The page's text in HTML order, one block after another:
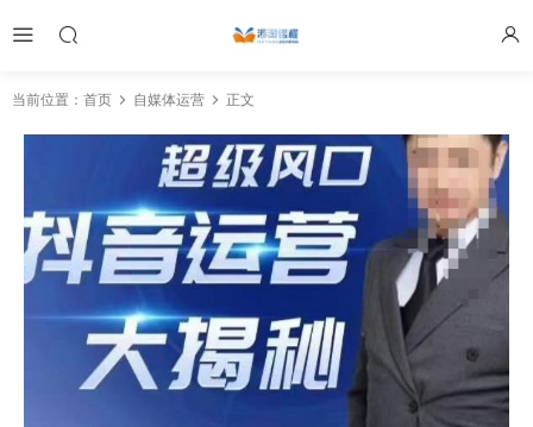
当前位置： 首页 自媒体运营 正文